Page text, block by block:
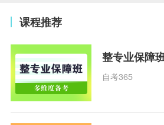
课程推荐
整专业保障
自考365